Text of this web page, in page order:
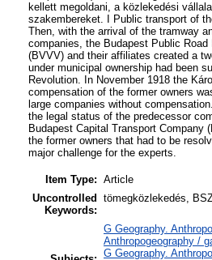
kellett megoldani, a közlekedési
szakembereket. I Public transport of
Then, with the arrival of the tramway
companies, the Budapest Public
(BVVV) and their affiliates created a
under municipal ownership had been
Revolution. In November 1918 the
compensation of the former owners
large companies without
the legal status of the predecessor
Budapest Capital Transport
the former owners that had to be
major challenge for the experts.
Item Type: Article
Uncontrolled
Keywords:
tömegközlekedés,
G Geography.
Anthropogeography /
G Geography.